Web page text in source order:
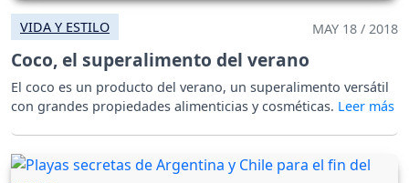
VIDA Y ESTILO MAY 18 / 2018
Coco, el superalimento del verano
El coco es un producto del verano, un superalimento versátil
con grandes propiedades alimenticias y cosméticas.